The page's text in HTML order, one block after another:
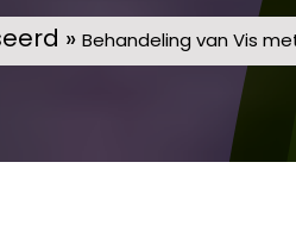
» Behandeling van Vis